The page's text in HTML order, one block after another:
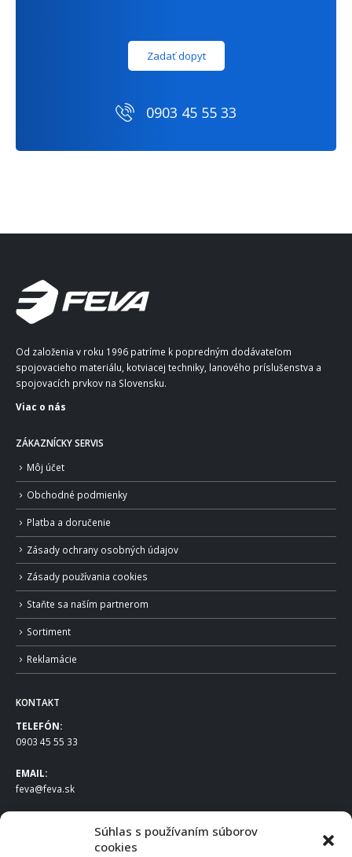
Súhlas s používaním súborov
cookies
Zadať dopyt
0903 45 55 33
Od založenia v roku 1996 patríme k popredným dodávateľom
spojovacieho materiálu, kotviacej techniky, lanového príslušenstva a
spojovacích prvkov na Slovensku.
Viac o nás
ZÁKAZNÍCKY SERVIS
Môj účet
Obchodné podmienky
Platba a doručenie
Zásady ochrany osobných údajov
Zásady používania cookies
Staňte sa naším partnerom
Sortiment
Reklamácie
KONTAKT
TELEFÓN:
0903 45 55 33
EMAIL:
feva@feva.sk
FEVA Slovakia SK s.r.o.